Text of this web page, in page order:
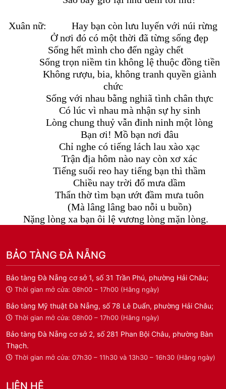
Xuân nữ:
Hay bạn còn lưu luyến với núi rừng
Ở nơi đó có một thời đã từng sống đẹp
Sống hết mình cho đến ngày chết
Sống trọn niềm tin không lệ thuộc đồng tiền
Không rượu, bia, không tranh quyền giành
chức
Sống với nhau bằng nghiã tình chân thực
Có lúc vì nhau mà nhận sự hy sinh
Lòng chung thuỷ vẫn đinh ninh một lòng
Bạn ơi! Mồ bạn nơi đâu
Chỉ nghe có tiếng lách lau xào xạc
Trận địa hôm nào nay còn xơ xác
Tiếng suối reo hay tiếng bạn thì thầm
Chiều nay trời đổ mưa dầm
Thẩn thờ tìm bạn ướt đầm mưa tuôn
(Mà lâng lâng bao nỗi u buồn)
Nặng lòng xa bạn ôi lệ vương lòng mặn lòng.
BẢO TÀNG ĐÀ NẴNG
Bảo tàng Đà Nẵng cơ sở 1, số 31 Trần Phú, phường Hải Châu;
Thời gian mở cửa: 08h00 – 17h00 (Hằng ngày)
Bảo tàng Mỹ thuật Đà Nẵng, số 78 Lê Duẩn, phường Hải Châu;
Thời gian mở cửa: 08h00 – 17h00 (Hằng ngày)
Bảo tàng Đà Nẵng cơ sở 2, số 281 Phan Bội Châu, phường Bàn
Thạch.
Thời gian mở cửa: 07h30 – 11h30 và 13h30 – 16h30 (Hằng ngày)
LIÊN HỆ